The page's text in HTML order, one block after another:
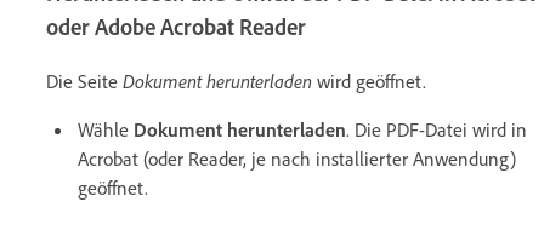
oder Adobe Acrobat Reader
Die Seite Dokument herunterladen wird geöffnet.
Wähle Dokument herunterladen. Die PDF-Datei wird in
Acrobat (oder Reader, je nach installierter Anwendung)
geöffnet.